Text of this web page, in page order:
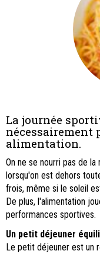
La journée
nécessairement
alimentation.
On ne se nourri pas de
lorsqu'on est dehors
frois, même si le soleil
De plus, l'alimentation
performances sportives.
Un petit déjeuner
Le petit déjeuner est un